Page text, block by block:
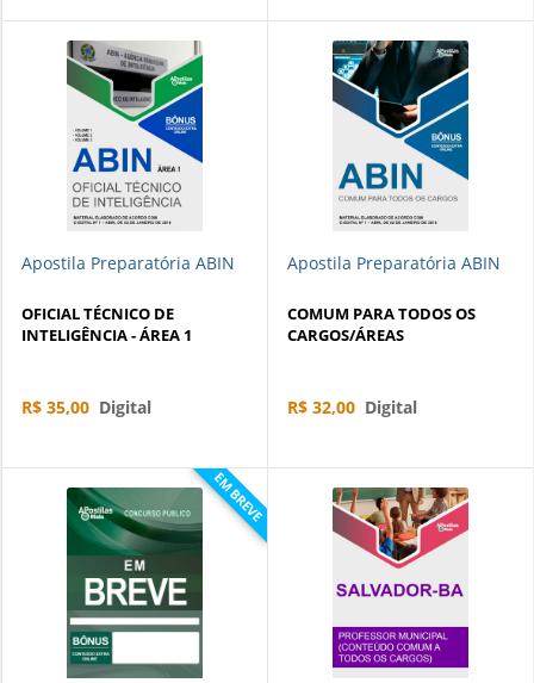
Apostila Preparatória ABIN
OFICIAL TÉCNICO DE
INTELIGÊNCIA - ÁREA 1
R$ 35,00 Digital
Apostila Preparatória ABIN
COMUM PARA TODOS OS
CARGOS/ÁREAS
R$ 32,00 Digital
EM BREVE